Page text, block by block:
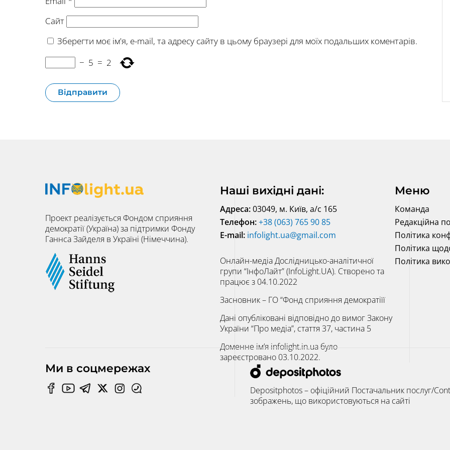
Сайт
Зберегти моє ім'я, e-mail, та адресу сайту в цьому браузері для моїх подальших коментарів.
− 5 = 2
Проект реалізується Фондом сприяння
демократії (Україна) за підтримки Фонду
Ганнса Зайделя в Україні (Німеччина).
Наші вихідні дані:
Адреса:03049, м. Київ, а/с 165
Телефон:+38 (063) 765 90 85
E-mail: infolight.ua@gmail.com
Онлайн-медіа Дослідницько-аналітичної
групи “ІнфоЛайт” (InfoLight.UA). Створено та
працює з 04.10.2022
Засновник – ГО “Фонд сприяння демократіїї
Дані опубліковані відповідно до вимог Закону
України “Про медіа”, стаття 37, частина 5
Доменне ім’я infolight.in.ua було
зареєстровано 03.10.2022.
Меню
Команда
Редакційна
Політика
Політика
Політика
Ми в соцмережах
Depositphotos – офіційний Постачальник послуг/
зображень, що використовуються на сайті